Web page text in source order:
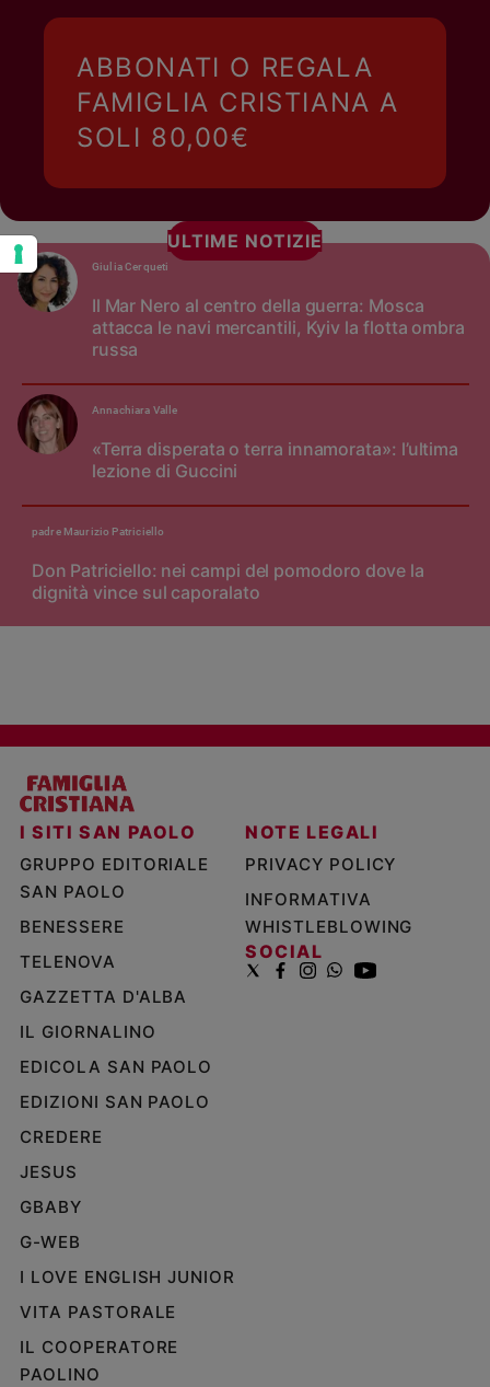
ABBONATI O REGALA
FAMIGLIA CRISTIANA A
SOLI 80,00€
ULTIME NOTIZIE
Il Mar Nero al centro della guerra: Mosca
attacca le navi mercantili, Kyiv la flotta ombra
russa
Giulia Cerqueti
«Terra disperata o terra innamorata»: l’ultima
lezione di Guccini
Annachiara Valle
Don Patriciello: nei campi del pomodoro dove la
dignità vince sul caporalato
padre Maurizio Patriciello
I SITI SAN PAOLO
GRUPPO EDITORIALE
SAN PAOLO
BENESSERE
TELENOVA
GAZZETTA D'ALBA
IL GIORNALINO
EDICOLA SAN PAOLO
EDIZIONI SAN PAOLO
CREDERE
JESUS
GBABY
G-WEB
I LOVE ENGLISH JUNIOR
VITA PASTORALE
IL COOPERATORE
PAOLINO
NOTE LEGALI
PRIVACY POLICY
INFORMATIVA
WHISTLEBLOWING
SOCIAL